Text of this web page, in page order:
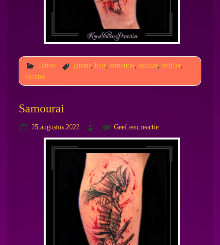
Tattoo japans, kuit, samourai soldaat, strijder,
vechter
Samourai
25 augustus 2022 Geef een reactie